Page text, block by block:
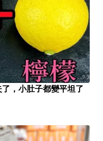
，小肚子都變平坦了